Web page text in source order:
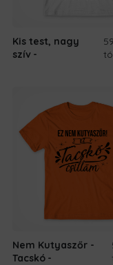
Kis test, nagy
szív
Nem Kutyaszőr -
Tacskó